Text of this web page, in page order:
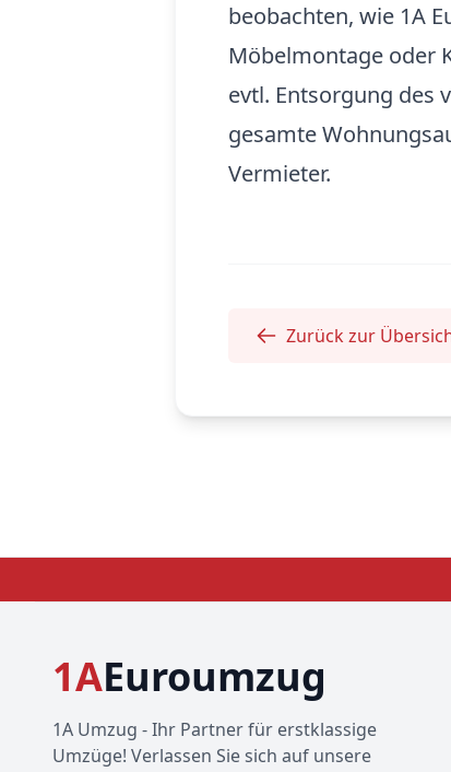
beobachten, wie 1A
Möbelmontage oder
evtl. Entsorgung des
gesamte
Vermieter.
Zurück zur
1AEuroumzug
1A Umzug - Ihr Partner für erstklassige
Umzüge! Verlassen Sie sich auf unsere